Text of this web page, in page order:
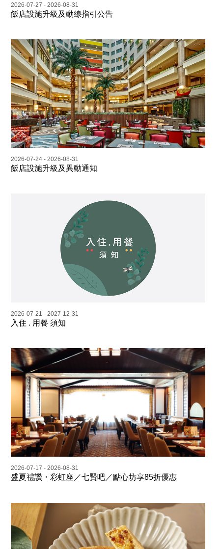
2026-07-27 - 2026-08-31
飯店設施升級及動線指引公告
2026-07-24 - 2026-08-31
飯店設施升級及異動通知
2026-07-21 - 2027-12-31
入住 . 用餐 須知
2026-07-17 - 2026-08-31
盛夏禮讚・彩虹座／七賢吧／點心坊享85折優惠